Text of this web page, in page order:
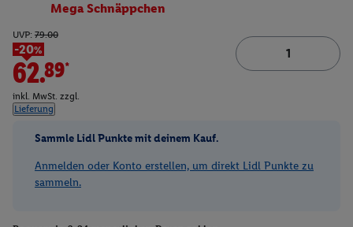
Mega Schnäppchen
UVP: 79.00
-20%
62.89*
inkl. MwSt. zzgl.
Lieferung
Sammle Lidl Punkte mit deinem Kauf.
Anmelden oder Konto erstellen, um direkt Lidl Punkte zu
sammeln.